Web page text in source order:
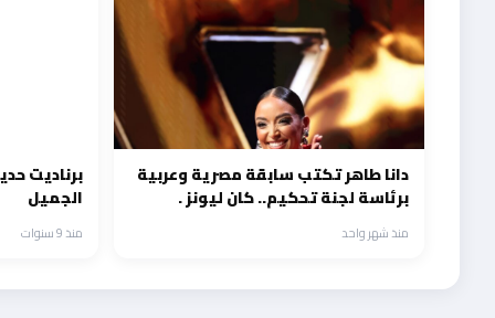
دانا طاهر تكتب سابقة مصرية وعربية
برئاسة لجنة تحكيم.. كان ليونز .
منذ شهر واحد
برناديت
الجميل
منذ 9 سنوات